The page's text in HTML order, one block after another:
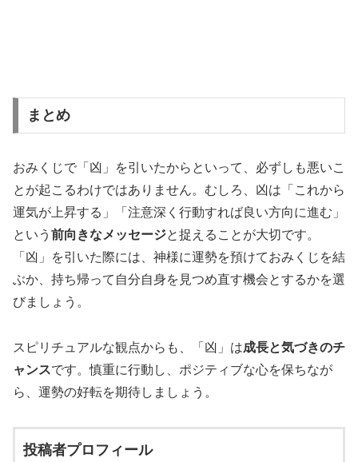
まとめ
おみくじで「凶」を引いたからといって、必ずしも悪いこ
とが起こるわけではありません。むしろ、凶は「これから
運気が上昇する」「注意深く行動すれば良い方向に進む」
という 前向きなメッセージと捉えることが大切です。
「凶」を引いた際には、神様に運勢を預けておみくじを結
ぶか、持ち帰って自分自身を見つめ直す機会とするかを選
びましょう。
スピリチュアルな観点からも、「凶」は成長と気づきのチ
ャンスです。慎重に行動し、ポジティブな心を保ちなが
ら、運勢の好転を期待しましょう。
投稿者プロフィール